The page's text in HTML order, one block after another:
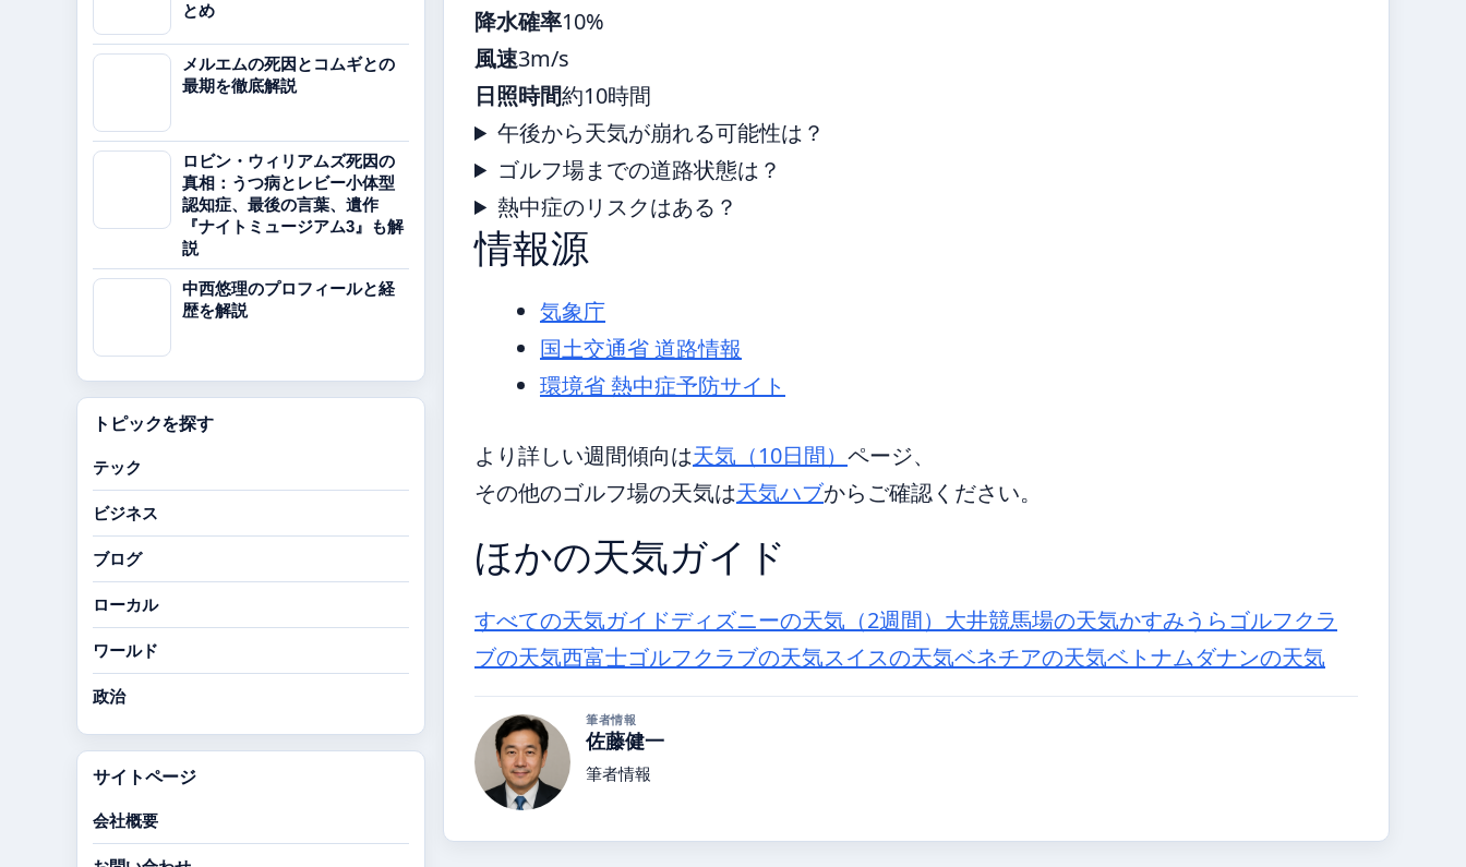
降水確率10%
風速3m/s
日照時間約10時間
午後から天気が崩れる可能性は？
ゴルフ場までの道路状態は？
熱中症のリスクはある？
情報源
気象庁
国土交通省 道路情報
環境省 熱中症予防サイト
より詳しい週間傾向は天気（10日間） ページ、
その他のゴルフ場の天気は天気ハブからご確認ください。
ほかの天気ガイド
すべての天気ガイドディズニーの天気（2週間） 大井競馬場の天気かすみうらゴルフクラ
ブの天気西富士ゴルフクラブの天気スイスの天気ベネチアの天気ベトナムダナンの天気
筆者情報
佐藤健一
筆者情報
とめ
メルエムの死因とコムギとの
最期を徹底解説
ロビン・ウィリアムズ死因の
真相：うつ病とレビー小体型
認知症、最後の言葉、遺作
『ナイトミュージアム3』も解
説
中西悠理のプロフィールと経
歴を解説
トピックを探す
テック
ビジネス
ブログ
ローカル
ワールド
政治
サイトページ
会社概要